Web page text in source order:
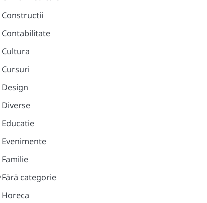
Constructii
Contabilitate
Cultura
Cursuri
Design
Diverse
Educatie
Evenimente
Familie
Fără categorie
Horeca